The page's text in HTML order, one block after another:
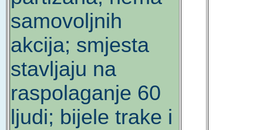
samovoljnih
akcija; smjesta
stavljaju na
raspolaganje 60
ljudi; bijele trake i